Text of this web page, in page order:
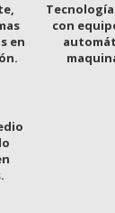
en
con